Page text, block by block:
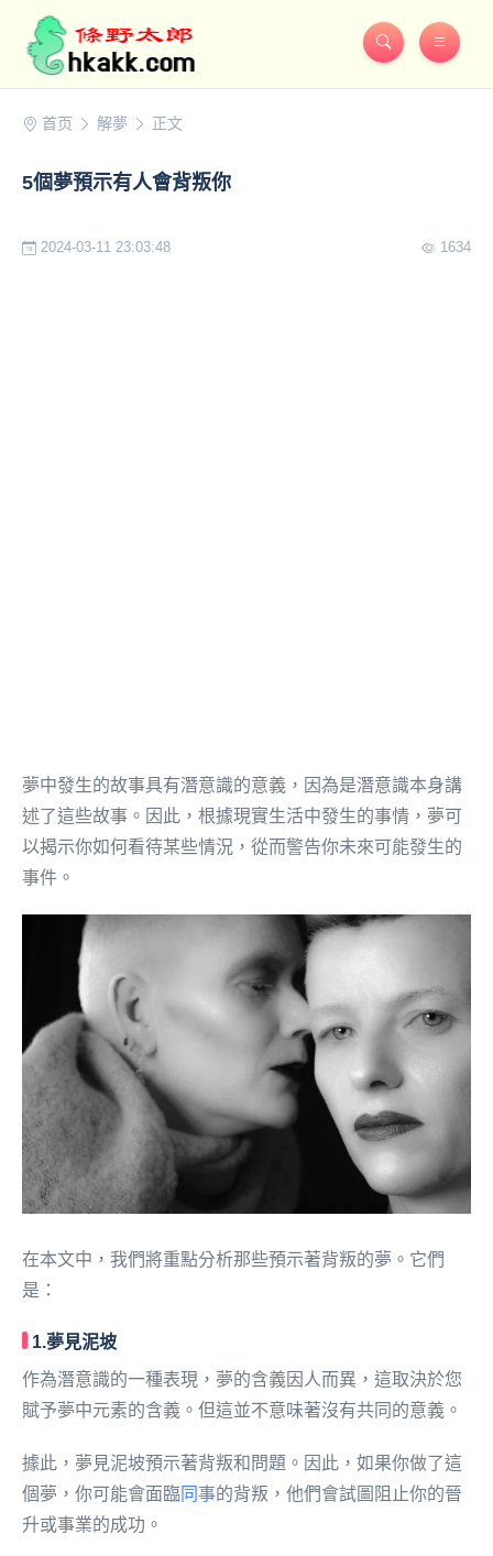
首页 解夢 正文
5個夢預示有人會背叛你
2024-03-11 23:03:48 1634
夢中發生的故事具有潛意識的意義，因為是潛意識本身講
述了這些故事。因此，根據現實生活中發生的事情，夢可
以揭示你如何看待某些情況，從而警告你未來可能發生的
事件。
在本文中，我們將重點分析那些預示著背叛的夢。它們
是：
1.夢見泥坡
作為潛意識的一種表現，夢的含義因人而異，這取決於您
賦予夢中元素的含義。但這並不意味著沒有共同的意義。
據此，夢見泥坡預示著背叛和問題。因此，如果你做了這
個夢，你可能會面臨同事的背叛，他們會試圖阻止你的晉
升或事業的成功。